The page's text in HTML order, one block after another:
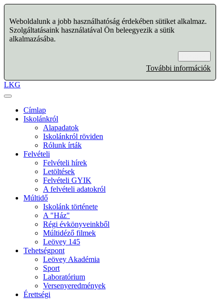
Weboldalunk a jobb használhatóság érdekében sütiket alkalmaz.
Szolgáltatásaink használatával Ön beleegyezik a sütik
alkalmazásába.
További információk
LKG
Címlap
Iskolánkról
Alapadatok
Iskolánkról röviden
Rólunk írták
Felvételi
Felvételi hírek
Letöltések
Felvételi GYIK
A felvételi adatokról
Múltidő
Iskolánk története
A "Ház"
Régi évkönyveinkből
Múltidéző filmek
Leövey 145
Tehetségpont
Leövey Akadémia
Sport
Laboratórium
Versenyeredmények
Érettségi